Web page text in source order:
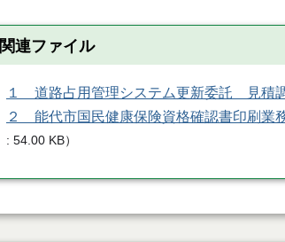
関連ファイル
１ 道路占用管理システム更新委託 見積
２ 能代市国民健康保険資格確認書印刷
54.00 KB）